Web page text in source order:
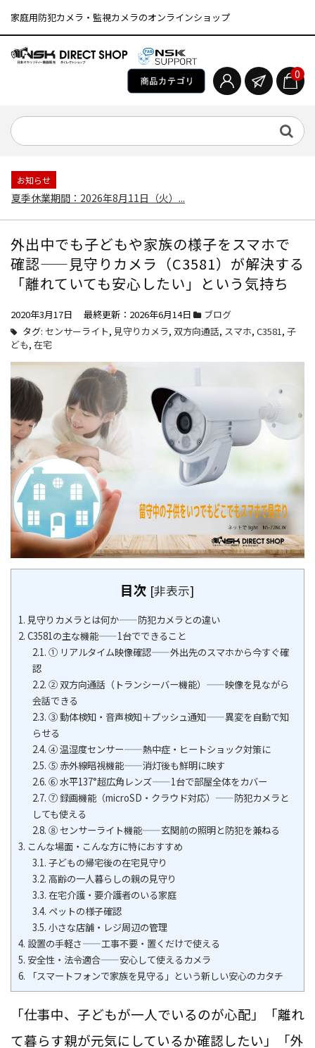
家庭用防犯カメラ・監視カメラのオンラインショップ
0
お知らせ
夏季休業期間：2026年8月11日（火）...
外出中でも子どもや家族の様子をスマホで
確認——見守りカメラ（C3581）が解決する
「離れていても安心したい」という気持ち
2020年3月17日 最終更新：2026年6月14日
ブログ
タグ: センサーライト, 見守りカメラ, 双方向通話, スマホ, C3581, 子
ども, 在宅
目次 [非表示]
1. 見守りカメラとは何か——防犯カメラとの違い
2. C3581の主な機能——1台でできること
2.1. ① リアルタイム映像確認——外出先のスマホから今すぐ確
認
2.2. ② 双方向通話（トランシーバー機能）——映像を見ながら
会話できる
2.3. ③ 動体検知・音声検知＋プッシュ通知——異変を自動で知
らせる
2.4. ④ 温湿度センサー——熱中症・ヒートショック対策に
2.5. ⑤ 赤外線暗視機能——消灯後も鮮明に映す
2.6. ⑥ 水平137°超広角レンズ——1台で部屋全体をカバー
2.7. ⑦ 録画機能（microSD・クラウド対応）——防犯カメラと
しても使える
2.8. ⑧ センサーライト機能——玄関前の照明と防犯を兼ねる
3. こんな場面・こんな方に特におすすめ
3.1. 子どもの帰宅後の在宅見守り
3.2. 高齢の一人暮らしの親の見守り
3.3. 在宅介護・要介護者のいる家庭
3.4. ペットの様子確認
3.5. 小さな店舗・レジ周辺の管理
4. 設置の手軽さ——工事不要・置くだけで使える
5. 安全性・法令適合——安心して使えるカメラ
6. 「スマートフォンで家族を見守る」という新しい安心のカタチ
「仕事中、子どもが一人でいるのが心配」「離れ
て暮らす親が元気にしているか確認したい」「外